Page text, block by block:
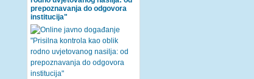
prepoznavanja do odgovora
institucija"